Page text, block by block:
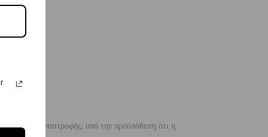
της επιστροφής, υπό την προϋπόθεση ότι η